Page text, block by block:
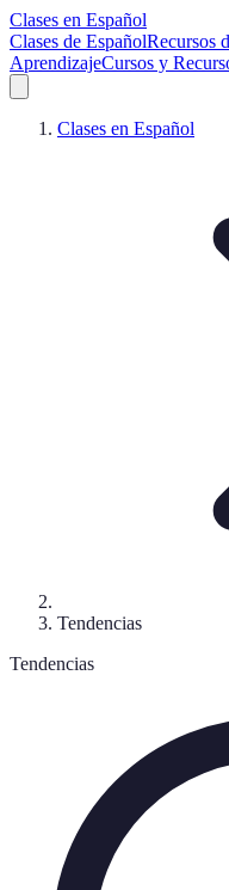
Clases en Español
Clases de EspañolRecursos
AprendizajeCursos y
Clases en Español
Tendencias
Tendencias